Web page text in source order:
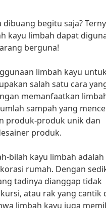
begitu saja?
kayu limbah dapat
berguna!
limbah kayu
salah satu cara
memanfaatkan
sampah yang
produk-produk unik dan
produk.
bilah kayu limbah adalah
rumah. Dengan
tadinya dianggap tidak
atau rak yang cantik
limbah kayu juga